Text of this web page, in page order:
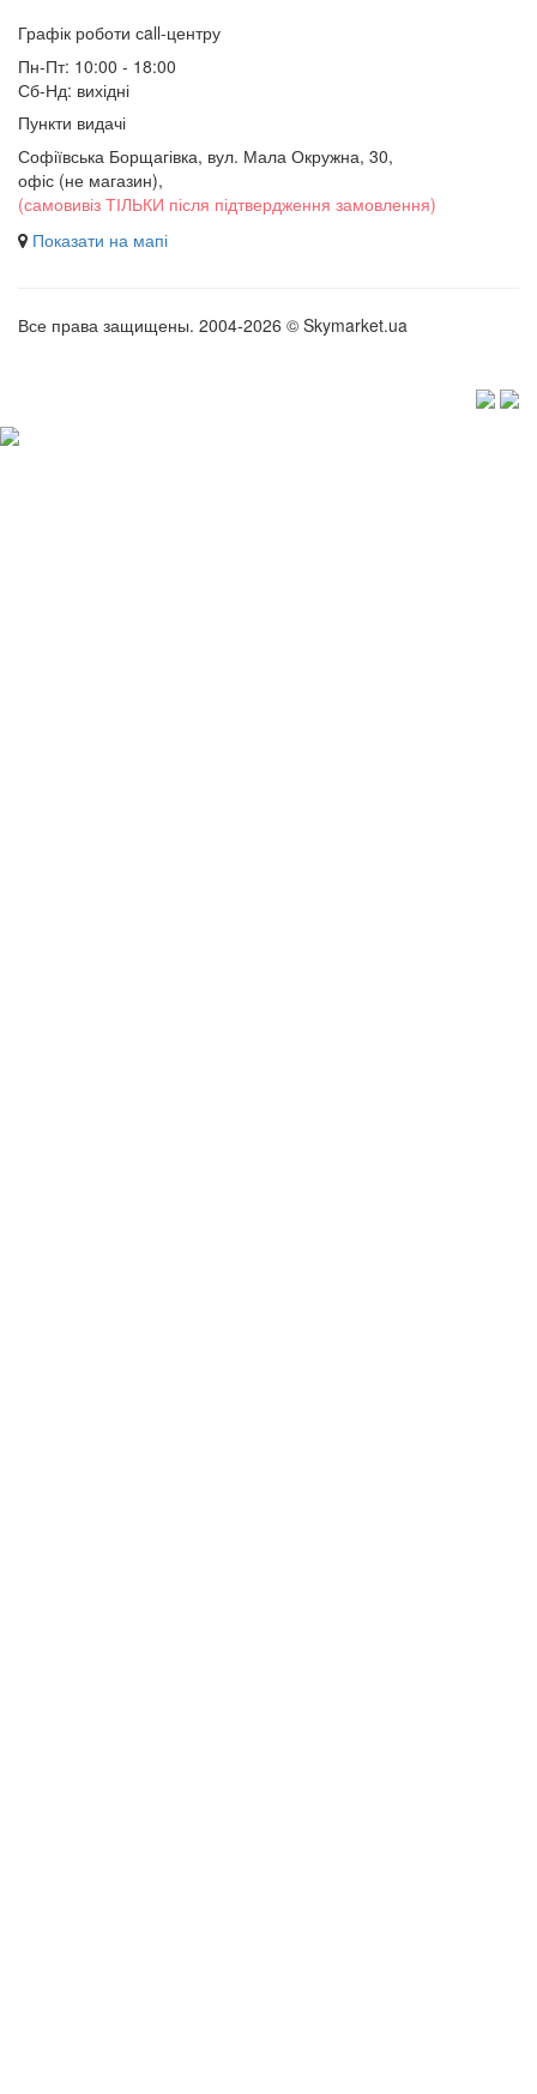
Графік роботи сall-центру
Пн-Пт: 10:00 - 18:00
Сб-Нд: вихідні
Пункти видачі
Софіївська Борщагівка, вул. Мала Окружна, 30,
офіс (не магазин),
(самовивіз ТІЛЬКИ після підтвердження замовлення)
Показати на мапі
Все права защищены. 2004-2026 © Skymarket.ua